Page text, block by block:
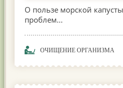
О пользе морской
проблем...
ОЧИЩЕНИЕ ОРГАНИЗМА